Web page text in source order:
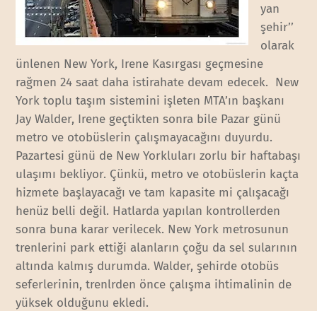
yan
şehir’’
olarak
ünlenen New York, Irene Kasırgası geçmesine
rağmen 24 saat daha istirahate devam edecek. New
York toplu taşım sistemini işleten MTA’ın başkanı
Jay Walder, Irene geçtikten sonra bile Pazar günü
metro ve otobüslerin çalışmayacağını duyurdu.
Pazartesi günü de New Yorkluları zorlu bir haftabaşı
ulaşımı bekliyor. Çünkü, metro ve otobüslerin kaçta
hizmete başlayacağı ve tam kapasite mi çalışacağı
henüz belli değil. Hatlarda yapılan kontrollerden
sonra buna karar verilecek. New York metrosunun
trenlerini park ettiği alanların çoğu da sel sularının
altında kalmış durumda. Walder, şehirde otobüs
seferlerinin, trenlrden önce çalışma ihtimalinin de
yüksek olduğunu ekledi.